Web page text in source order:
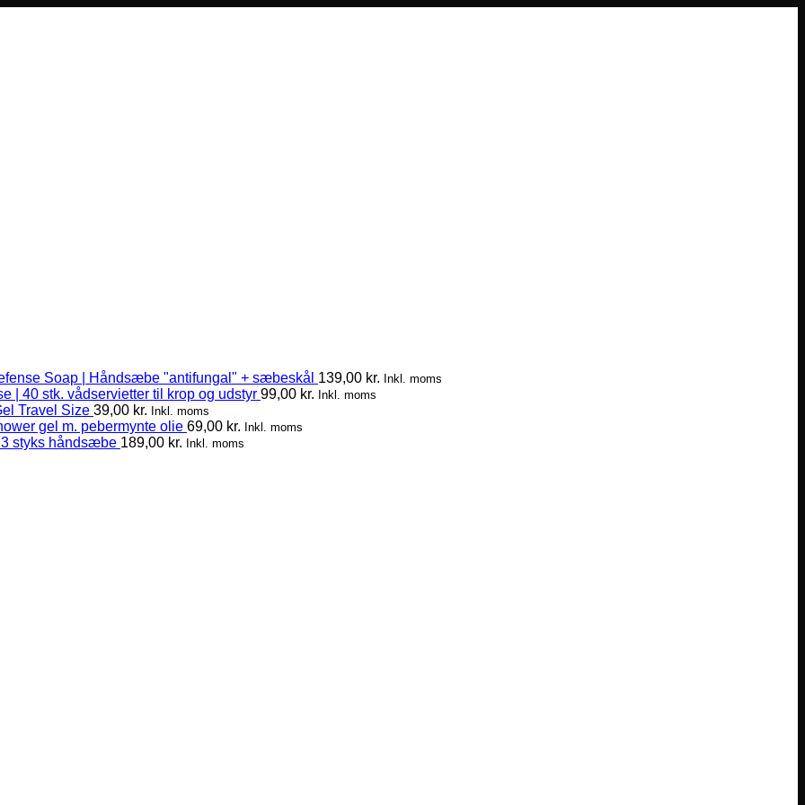
Soap | Håndsæbe "antifungal" + sæbeskål 139,00 kr. Inkl. moms
| 40 stk. vådservietter til krop og udstyr 99,00 kr. Inkl. moms
Travel Size 39,00 kr. Inkl. moms
gel m. pebermynte olie 69,00 kr. Inkl. moms
styks håndsæbe 189,00 kr. Inkl. moms